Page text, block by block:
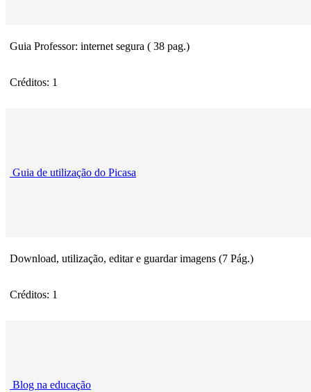
Guia Professor: internet segura ( 38 pag.)
Créditos: 1
Guia de utilização do Picasa
Download, utilização, editar e guardar imagens (7 Pág.)
Créditos: 1
Blog na educação